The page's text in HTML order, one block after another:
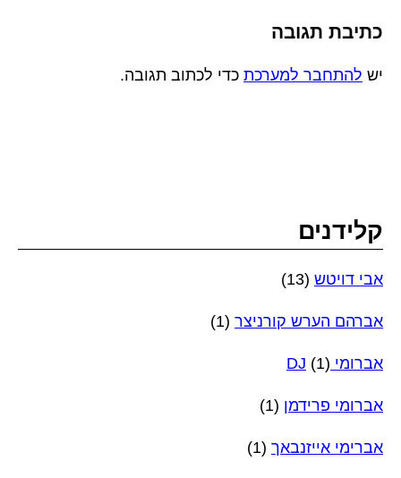
כתיבת תגובה
יש להתחבר למערכת כדי לכתוב תגובה.
קלידנים
אבי דויטש (13)
אברהם הערש קורניצר (1)
אברומי DJ (1)
אברומי פרידמן (1)
אברימי אייזנבאך (1)